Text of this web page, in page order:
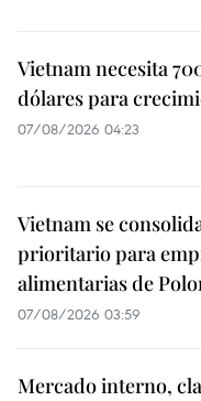
Vietnam necesita
dólares para
07/08/2026 04:23
Vietnam se
prioritario para
alimentarias de
07/08/2026 03:59
Mercado interno,